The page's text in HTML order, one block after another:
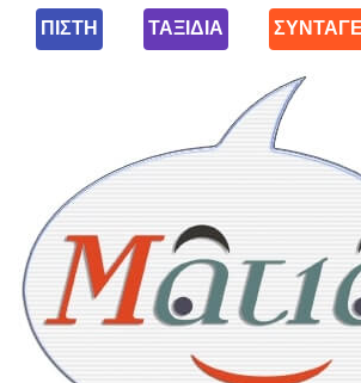
ΠΙΣΤΗ ΤΑΞΙΔΙΑ